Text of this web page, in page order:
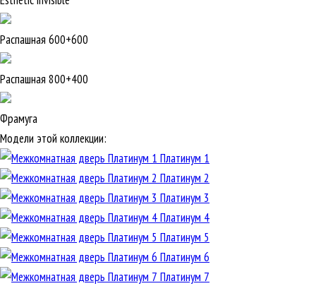
Распашная 600+600
Распашная 800+400
Фрамуга
Модели этой коллекции:
Платинум 1
Платинум 2
Платинум 3
Платинум 4
Платинум 5
Платинум 6
Платинум 7